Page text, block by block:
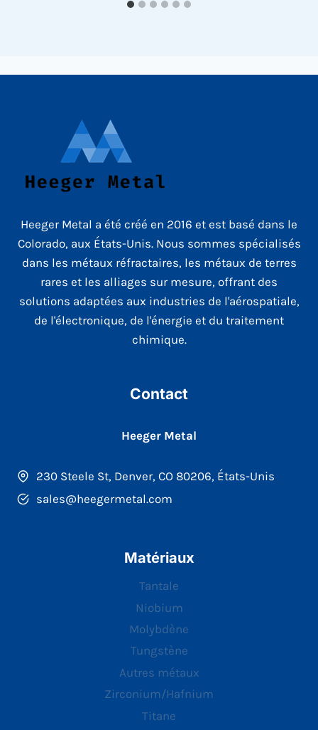
Heeger Metal a été créé en 2016 et est basé dans le
Colorado, aux États-Unis. Nous sommes spécialisés
dans les métaux réfractaires, les métaux de terres
rares et les alliages sur mesure, offrant des
solutions adaptées aux industries de l'aérospatiale,
de l'électronique, de l'énergie et du traitement
chimique.
Contact
Heeger Metal
230 Steele St, Denver, CO 80206, États-Unis
sales@heegermetal.com
Matériaux
Tantale
Niobium
Molybdène
Tungstène
Autres métaux
Zirconium/Hafnium
Titane